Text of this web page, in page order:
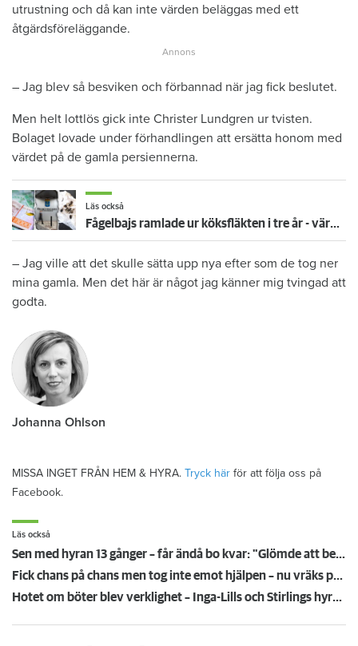
utrustning och då kan inte värden beläggas med ett
åtgärdsföreläggande.
– Jag blev så besviken och förbannad när jag fick beslutet.
Men helt lottlös gick inte Christer Lundgren ur tvisten.
Bolaget lovade under förhandlingen att ersätta honom med
värdet på de gamla persiennerna.
Läs också
Fågelbajs ramlade ur köksfläkten i tre år - värden: "inga konkreta hälsorisker"
– Jag ville att det skulle sätta upp nya efter som de tog ner
mina gamla. Men det här är något jag känner mig tvingad att
godta.
Johanna Ohlson
MISSA INGET FRÅN HEM & HYRA. Tryck här för att följa oss på
Facebook.
Läs också
Sen med hyran 13 gånger – får ändå bo kvar: "Glömde att betala"
Fick chans på chans men tog inte emot hjälpen – nu vräks paret: ”Tragiskt"
Hotet om böter blev verklighet – Inga-Lills och Stirlings hyresvärdar får betala 75 000: ”Herregud så onödigt”